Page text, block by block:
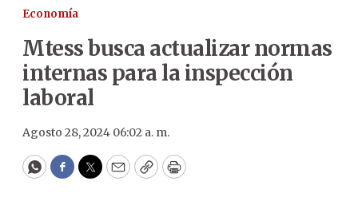
Economía
Mtess busca actualizar normas
internas para la inspección
laboral
Agosto 28, 2024 06:02 a. m.
WhatsApp
Facebook
Twitter
EmailCopyPrint